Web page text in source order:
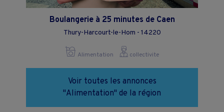
Boulangerie à 25 minutes de Caen
Thury-Harcourt-le-Hom - 14220
Alimentation collectivite
Voir toutes les annonces
"Alimentation" de la région